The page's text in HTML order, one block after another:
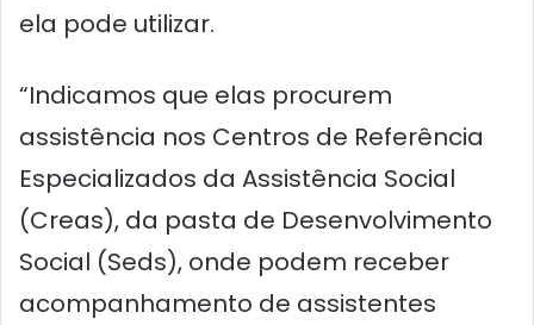
ela pode utilizar.
“Indicamos que elas procurem
assistência nos Centros de Referência
Especializados da Assistência Social
(Creas), da pasta de Desenvolvimento
Social (Seds), onde podem receber
acompanhamento de assistentes